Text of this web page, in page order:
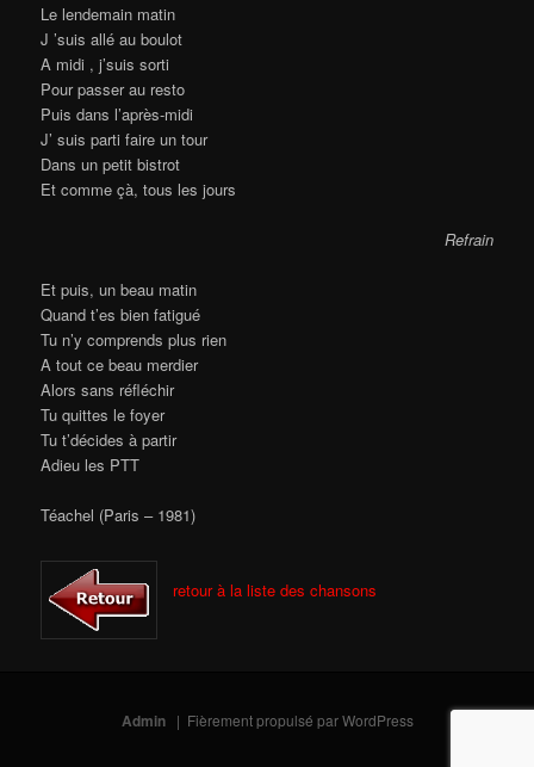
Le lendemain matin
J ’suis allé au boulot
A midi , j’suis sorti
Pour passer au resto
Puis dans l’après-midi
J’ suis parti faire un tour
Dans un petit bistrot
Et comme çà, tous les jours
Refrain
Et puis, un beau matin
Quand t’es bien fatigué
Tu n’y comprends plus rien
A tout ce beau merdier
Alors sans réﬂéchir
Tu quittes le foyer
Tu t’décides à partir
Adieu les PTT
Téachel (Paris – 1981)
retour à la liste des chansons
Admin Fièrement propulsé par WordPress